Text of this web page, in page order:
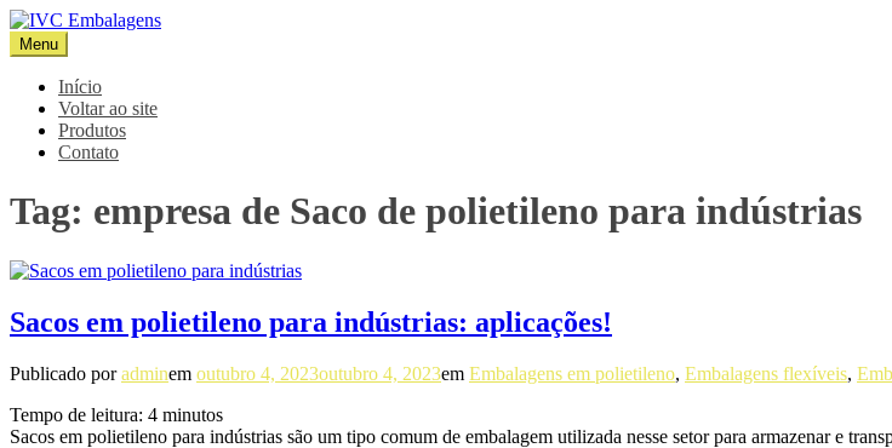
Pular
para
o
conteúdo
IVC Embalagens
Blog IVC
Menu
Início
Voltar ao site
Produtos
Contato
Tag: empresa de Saco de polietileno para indústrias
Sacos em polietileno para indústrias: aplicações!
Publicado poradminem outubro 4, 2023outubro 4, 2023em Embalagens em polietileno, Embalagens flexíveis,
Tempo de leitura: 4 minutos
Sacos em polietileno para indústrias são um tipo comum de embalagem utilizada nesse setor para armazenar e